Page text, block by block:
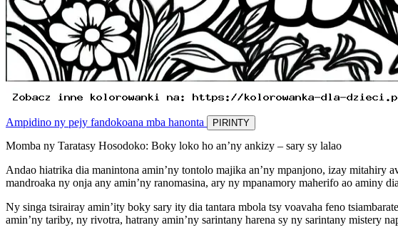
Ampidino ny pejy fandokoana mba hanonta PIRINTY
Momba ny Taratasy Hosodoko: Boky loko ho an’ny ankizy – sary sy lalao
Andao hiatrika dia manintona amin’ny tontolo majika an’ny mpanjono, izay mitahiry
mandroaka ny onja any amin’ny ranomasina, ary ny mpanamory maherifo ao aminy
Ny singa tsirairay amin’ity boky sary ity dia tantara mbola tsy voavaha feno
amin’ny tariby, ny rivotra, hatrany amin’ny sarintany harena sy ny sarintany mistery